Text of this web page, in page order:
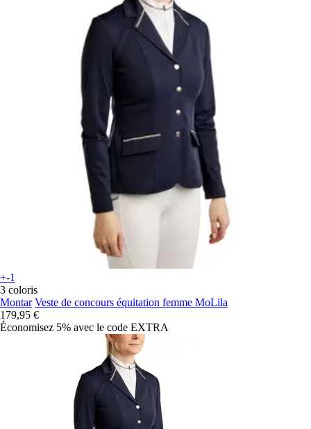
+-1
3 coloris
Montar Veste de concours équitation femme MoLila
179,95 €
Économisez 5% avec le code EXTRA